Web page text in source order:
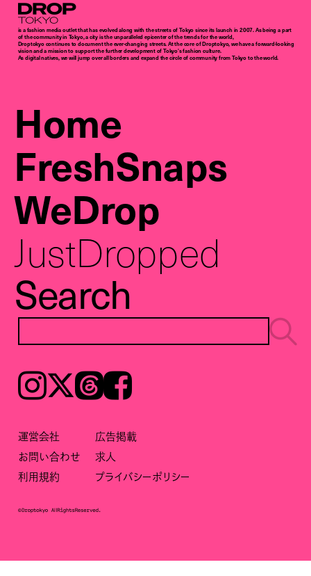
Droptokyo
is a fashion media outlet that has evolved along with the streets of Tokyo since its launch in 2007. As being a part
of the community in Tokyo, a city is the unparalleled epicenter of the trends for the world,
Droptokyo continues to document the ever-changing streets. At the core of Droptokyo, we have a forward-looking
vision and a mission to support the further development of Tokyo’s fashion culture.
As digital natives, we will jump over all borders and expand the circle of community from Tokyo to the world.
Home
FreshSnaps
WeDrop
JustDropped
Search
Instagram𝕏ThreadsFacebook
運営会社
広告掲載
お問い合わせ
求人
利用規約
プライバシーポリシー